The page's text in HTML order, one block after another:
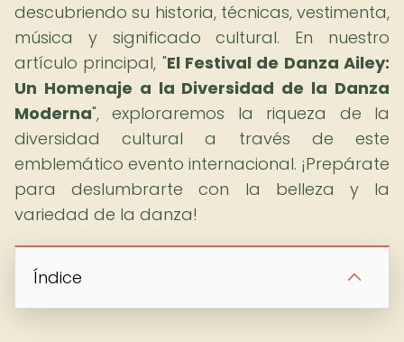
descubriendo su historia, técnicas, vestimenta,
música y significado cultural. En nuestro
artículo principal, "El Festival de Danza Ailey:
Un Homenaje a la Diversidad de la Danza
Moderna", exploraremos la riqueza de la
diversidad cultural a través de este
emblemático evento internacional. ¡Prepárate
para deslumbrarte con la belleza y la
variedad de la danza!
Índice